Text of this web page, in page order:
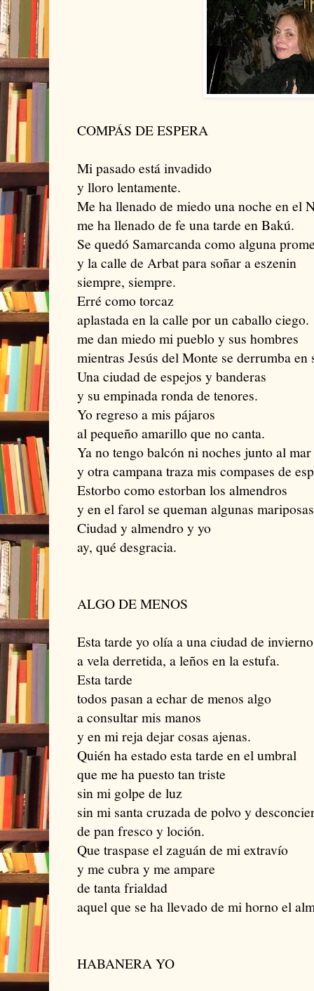
COMPÁS DE ESPERA
Mi pasado está invadido
y lloro lentamente.
Me ha llenado de miedo una noche en el
me ha llenado de fe una tarde en Bakú.
Se quedó Samarcanda como alguna
y la calle de Arbat para soñar a eszenin
siempre, siempre.
Erré como torcaz
aplastada en la calle por un caballo ciego.
me dan miedo mi pueblo y sus hombres
mientras Jesús del Monte se derrumba en
Una ciudad de espejos y banderas
y su empinada ronda de tenores.
Yo regreso a mis pájaros
al pequeño amarillo que no canta.
Ya no tengo balcón ni noches junto al mar
y otra campana traza mis compases de
Estorbo como estorban los almendros
y en el farol se queman algunas
Ciudad y almendro y yo
ay, qué desgracia.
ALGO DE MENOS
Esta tarde yo olía a una ciudad de invierno
a vela derretida, a leños en la estufa.
Esta tarde
todos pasan a echar de menos algo
a consultar mis manos
y en mi reja dejar cosas ajenas.
Quién ha estado esta tarde en el umbral
que me ha puesto tan triste
sin mi golpe de luz
sin mi santa cruzada de polvo y
de pan fresco y loción.
Que traspase el zaguán de mi extravío
y me cubra y me ampare
de tanta frialdad
aquel que se ha llevado de mi horno el
HABANERA YO